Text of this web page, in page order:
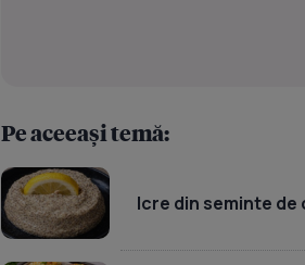
Pe aceeași temă:
Icre din seminte de